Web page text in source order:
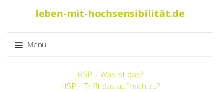
leben-mit-hochsensibilität.de
Menü
HSP – Was ist das?
HSP – Trifft das auf mich zu?